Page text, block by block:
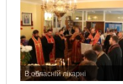
В обласній лікарні